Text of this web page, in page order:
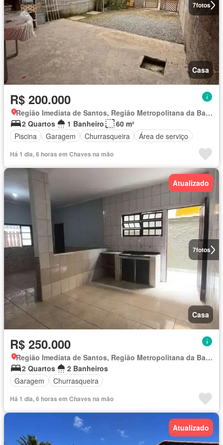
7fotos
Casa
R$ 200.000
Região Imediata de Santos, Região Metropolitana da Baixada Santista
2 Quartos
1 Banheiro
60 m²
Piscina
Garagem Churrasqueira Área de serviço
Há 1 dia, 6 horas em Chaves na mão
7fotos
Atualizado
Casa
R$ 250.000
Região Imediata de Santos, Região Metropolitana da Baixada Santista
2 Quartos
2 Banheiros
Garagem
Churrasqueira
Há 1 dia, 6 horas em Chaves na mão
Atualizado